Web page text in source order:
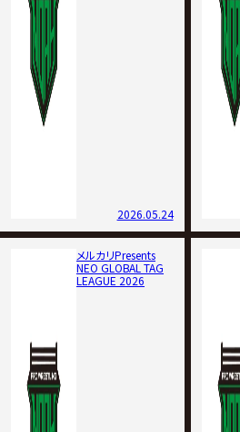
2026.05.24
メルカリPresents
NEO GLOBAL TAG
LEAGUE 2026